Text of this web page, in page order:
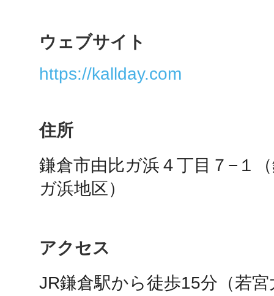
ウェブサイト
https://kallday.com
住所
鎌倉市由比ガ浜４丁目７−１
ガ浜地区）
アクセス
JR鎌倉駅から徒歩15分（若